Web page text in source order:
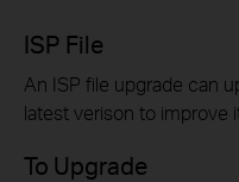
ISP File
An ISP file upgrade can
latest verison to improve
To Upgrade